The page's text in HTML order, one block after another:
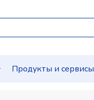
Продукты и сервисы